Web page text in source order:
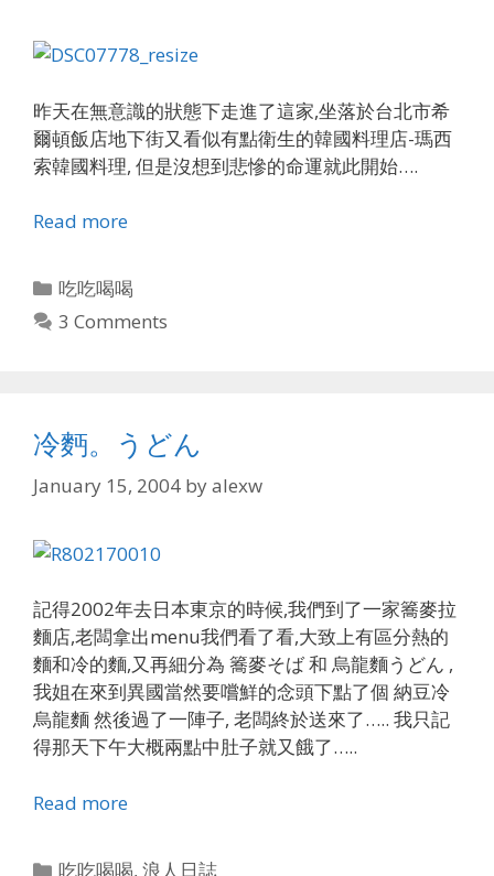
昨天在無意識的狀態下走進了這家,坐落於台北市希
爾頓飯店地下街又看似有點衛生的韓國料理店-瑪西
索韓國料理, 但是沒想到悲慘的命運就此開始….
Read more
Categories
吃吃喝喝
3 Comments
冷麪。うどん
January 15, 2004 byalexw
記得2002年去日本東京的時候,我們到了一家簥麥拉
麵店,老闆拿出menu我們看了看,大致上有區分熱的
麵和冷的麵,又再細分為 簥麥そば 和 烏龍麵うどん ,
我姐在來到異國當然要嚐鮮的念頭下點了個 納豆冷
烏龍麵 然後過了一陣子, 老闆終於送來了….. 我只記
得那天下午大概兩點中肚子就又餓了…..
Read more
Categories
吃吃喝喝,浪人日誌